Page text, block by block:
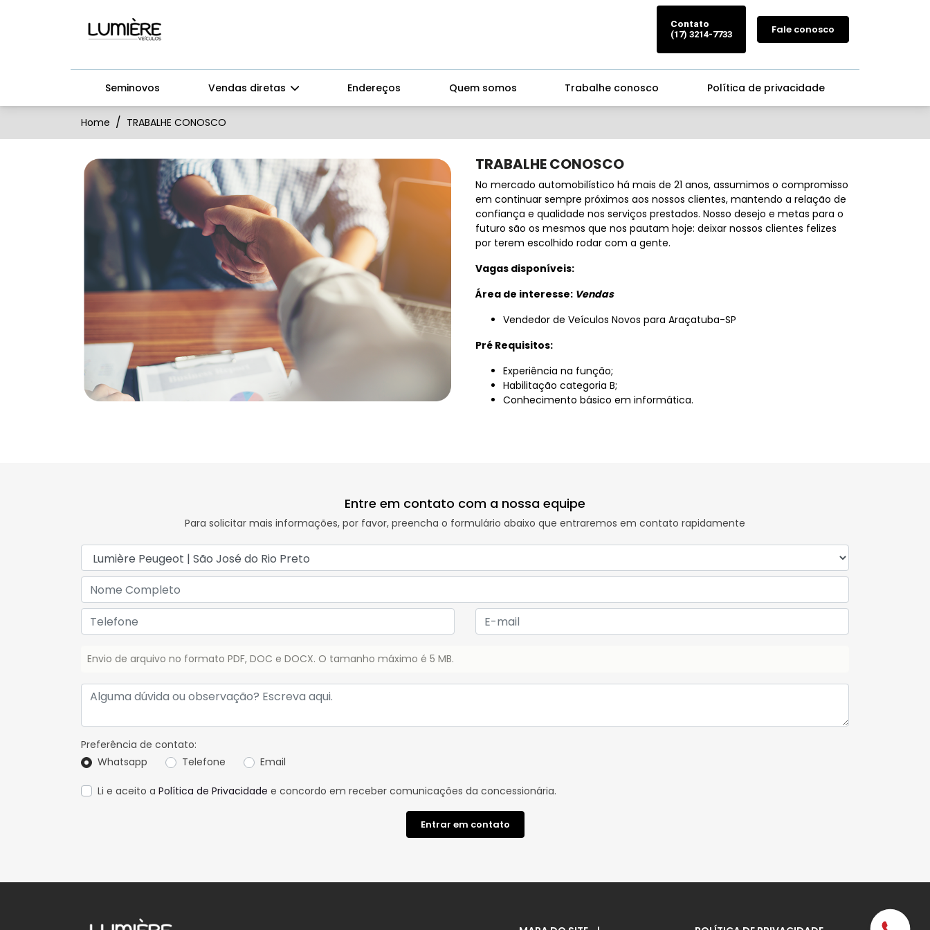
Contato
(17) 3214-7733
Fale conosco
Seminovos Vendas diretas Endereços Quem somos Trabalhe conosco Política de privacidade
Home TRABALHE CONOSCO
TRABALHE CONOSCO
No mercado automobilístico há mais de 21 anos, assumimos o compromisso
em continuar sempre próximos aos nossos clientes, mantendo a relação de
confiança e qualidade nos serviços prestados. Nosso desejo e metas para o
futuro são os mesmos que nos pautam hoje: deixar nossos clientes felizes
por terem escolhido rodar com a gente.
Vagas disponíveis:
Área de interesse: Vendas
Vendedor de Veículos Novos para Araçatuba-SP
Pré Requisitos:
Experiência na função;
Habilitação categoria B;
Conhecimento básico em informática.
Entre em contato com a nossa equipe
Para solicitar mais informações, por favor, preencha o formulário abaixo que entraremos em contato rapidamente
Envio de arquivo no formato PDF, DOC e DOCX. O tamanho máximo é 5 MB.
Preferência de contato:
Whatsapp
Telefone Email
Li e aceito a Política de Privacidade e concordo em receber comunicações da concessionária.
Entrar em contato